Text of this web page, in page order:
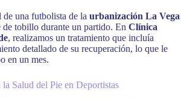
una futbolista de la urbanización La Vega
de tobillo durante un partido. En Clínica
, realizamos un tratamiento que incluía
detallado de su recuperación, lo que le
en un mes.
Salud del Pie en Deportistas